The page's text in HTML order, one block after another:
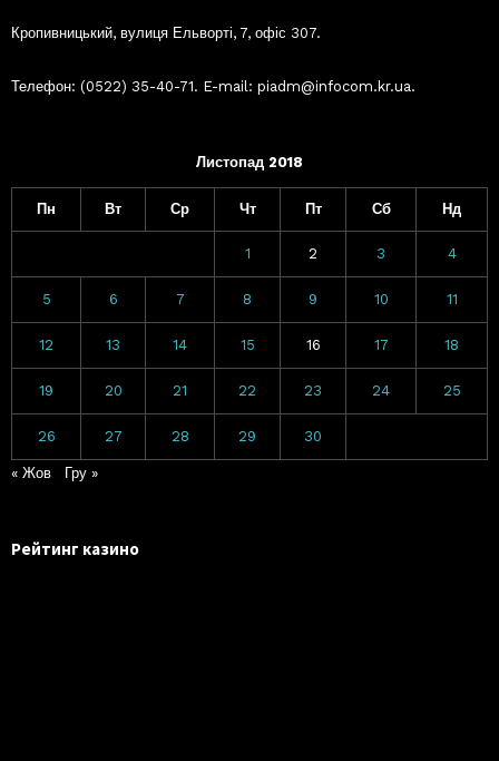
Кропивницький, вулиця Ельворті, 7, офіс 307.
Телефон: (0522) 35-40-71. E-mail: piadm@infocom.kr.ua.
Листопад 2018
Пн Вт Ср Чт Пт Сб Нд
1 2 3 4
5 6 7 8 9 10 11
12 13 14 15 16 17 18
19 20 21 22 23 24 25
26 27 28 29 30
« Жов Гру »
Рейтинг казино